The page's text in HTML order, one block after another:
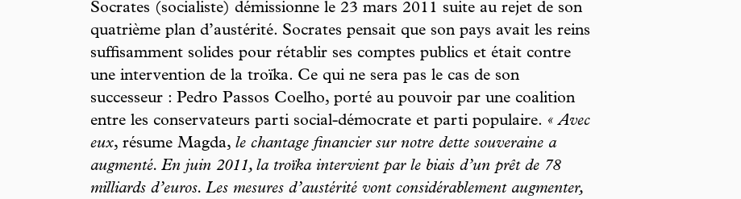
Socrates (socialiste) démissionne le 23 mars 2011 suite au rejet de son
quatrième plan d’austérité. Socrates pensait que son pays avait les reins
suffisamment solides pour rétablir ses comptes publics et était contre
une intervention de la troïka. Ce qui ne sera pas le cas de son
successeur : Pedro Passos Coelho, porté au pouvoir par une coalition
entre les conservateurs parti social-démocrate et parti populaire. « Avec
eux, résume Magda, le chantage financier sur notre dette souveraine a
augmenté. En juin 2011, la troïka intervient par le biais d’un prêt de 78
milliards d’euros. Les mesures d’austérité vont considérablement augmenter,